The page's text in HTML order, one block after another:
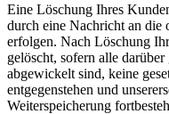
Eine Löschung Ihres
durch eine Nachricht an die
erfolgen. Nach Löschung
gelöscht, sofern alle
abgewickelt sind, keine
entgegenstehen und
Weiterspeicherung